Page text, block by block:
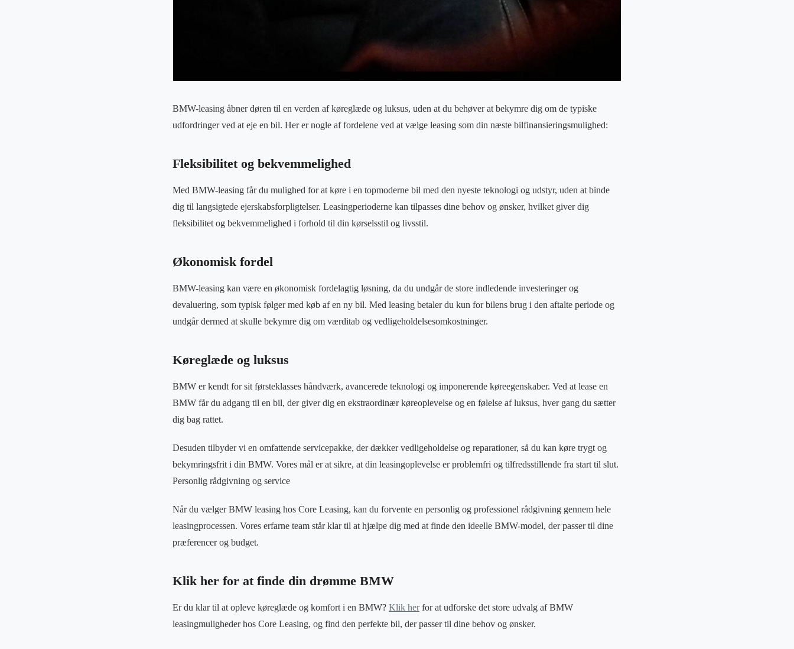
BMW-leasing åbner døren til en verden af køreglæde og luksus, uden at du behøver at bekymre dig om de typiske
udfordringer ved at eje en bil. Her er nogle af fordelene ved at vælge leasing som din næste bilfinansieringsmulighed:
Fleksibilitet og bekvemmelighed
Med BMW-leasing får du mulighed for at køre i en topmoderne bil med den nyeste teknologi og udstyr, uden at binde
dig til langsigtede ejerskabsforpligtelser. Leasingperioderne kan tilpasses dine behov og ønsker, hvilket giver dig
fleksibilitet og bekvemmelighed i forhold til din kørselsstil og livsstil.
Økonomisk fordel
BMW-leasing kan være en økonomisk fordelagtig løsning, da du undgår de store indledende investeringer og
devaluering, som typisk følger med køb af en ny bil. Med leasing betaler du kun for bilens brug i den aftalte periode og
undgår dermed at skulle bekymre dig om værditab og vedligeholdelsesomkostninger.
Køreglæde og luksus
BMW er kendt for sit førsteklasses håndværk, avancerede teknologi og imponerende køreegenskaber. Ved at lease en
BMW får du adgang til en bil, der giver dig en ekstraordinær køreoplevelse og en følelse af luksus, hver gang du sætter
dig bag rattet.
Desuden tilbyder vi en omfattende servicepakke, der dækker vedligeholdelse og reparationer, så du kan køre trygt og
bekymringsfrit i din BMW. Vores mål er at sikre, at din leasingoplevelse er problemfri og tilfredsstillende fra start til slut.
Personlig rådgivning og service
Når du vælger BMW leasing hos Core Leasing, kan du forvente en personlig og professionel rådgivning gennem hele
leasingprocessen. Vores erfarne team står klar til at hjælpe dig med at finde den ideelle BMW-model, der passer til dine
præferencer og budget.
Klik her for at finde din drømme BMW
Er du klar til at opleve køreglæde og komfort i en BMW? Klik herfor at udforske det store udvalg af BMW
leasingmuligheder hos Core Leasing, og find den perfekte bil, der passer til dine behov og ønsker.